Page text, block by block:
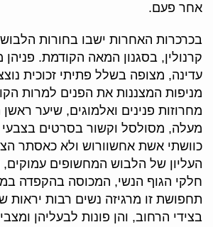
אחר פעם.
בכרכרות האחרות ישבו בחורות
קרנולין, בסגנון המאה הקודמת.
עדינה, מצופה בשלל פתיתי זכוכית
מניפות המצננות את הפנים למרות
מחרוזות פנינים ואלמוגים, שיער
מעלה, מסולסל וקשור בסרטים בצבעי
כוושתי אשת אחשוורוש ולא כאסתר
העליון של הלבוש המחשופים
חלקי הגוף הנשי, המכוסה בהקפדה
תחפושת זו מרגיזה נשים רבות יראות
בצידי הרחוב, והן פונות לבעליהן